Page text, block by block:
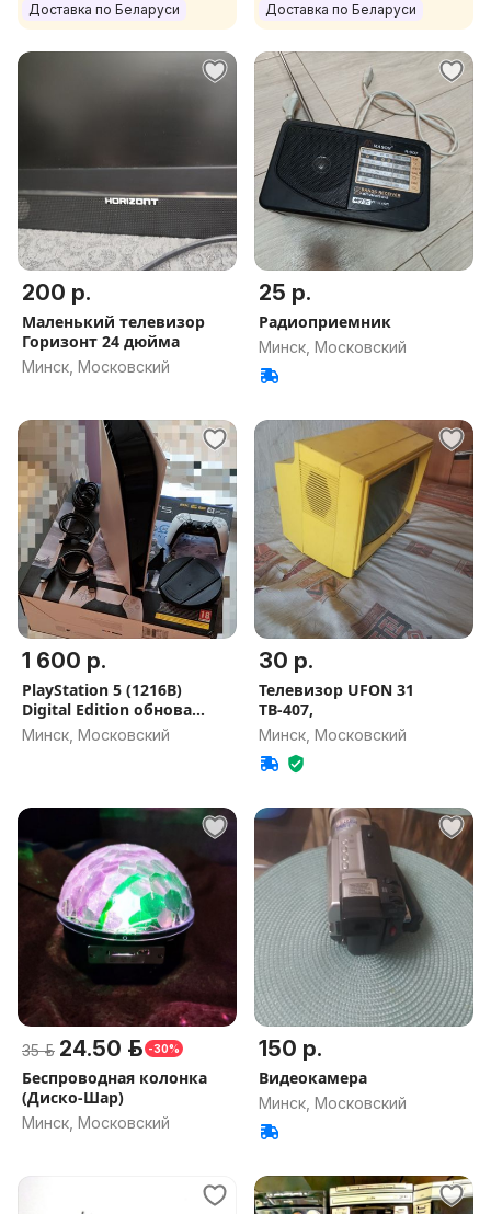
Доставка по Беларуси Доставка по Беларуси
200 р.
Маленький телевизор
Горизонт 24 дюйма
Минск, Московский
25 р.
Радиоприемник
Минск, Московский
1 600 р.
PlayStation 5 (1216B)
Digital Edition обнова
12.40
Минск, Московский
30 р.
Телевизор UFON 31
ТВ-407,
Минск, Московский
35 р. 24.50 р. -30%
Беспроводная колонка
(Диско-Шар)
Минск, Московский
150 р.
Видеокамера
Минск, Московский